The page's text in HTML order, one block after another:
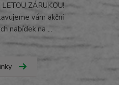
ZÁRUKOU!
vám akční
nabídek na ...